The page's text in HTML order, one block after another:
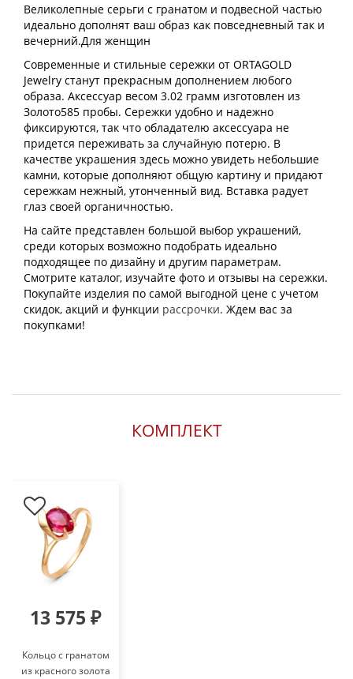
Великолепные серьги с гранатом и подвесной частью
идеально дополнят ваш образ как повседневный так и
вечерний.Для женщин
Современные и стильные сережки от ORTAGOLD
Jewelry станут прекрасным дополнением любого
образа. Аксессуар весом 3.02 грамм изготовлен из
Золото585 пробы. Сережки удобно и надежно
фиксируются, так что обладателю аксессуара не
придется переживать за случайную потерю. В
качестве украшения здесь можно увидеть небольшие
камни, которые дополняют общую картину и придают
сережкам нежный, утонченный вид. Вставка радует
глаз своей органичностью.
На сайте представлен большой выбор украшений,
среди которых возможно подобрать идеально
подходящее по дизайну и другим параметрам.
Смотрите каталог, изучайте фото и отзывы на сережки.
Покупайте изделия по самой выгодной цене с учетом
скидок, акций и функции рассрочки. Ждем вас за
покупками!
КОМПЛЕКТ
13 575 ₽
Кольцо с гранатом
из красного золота